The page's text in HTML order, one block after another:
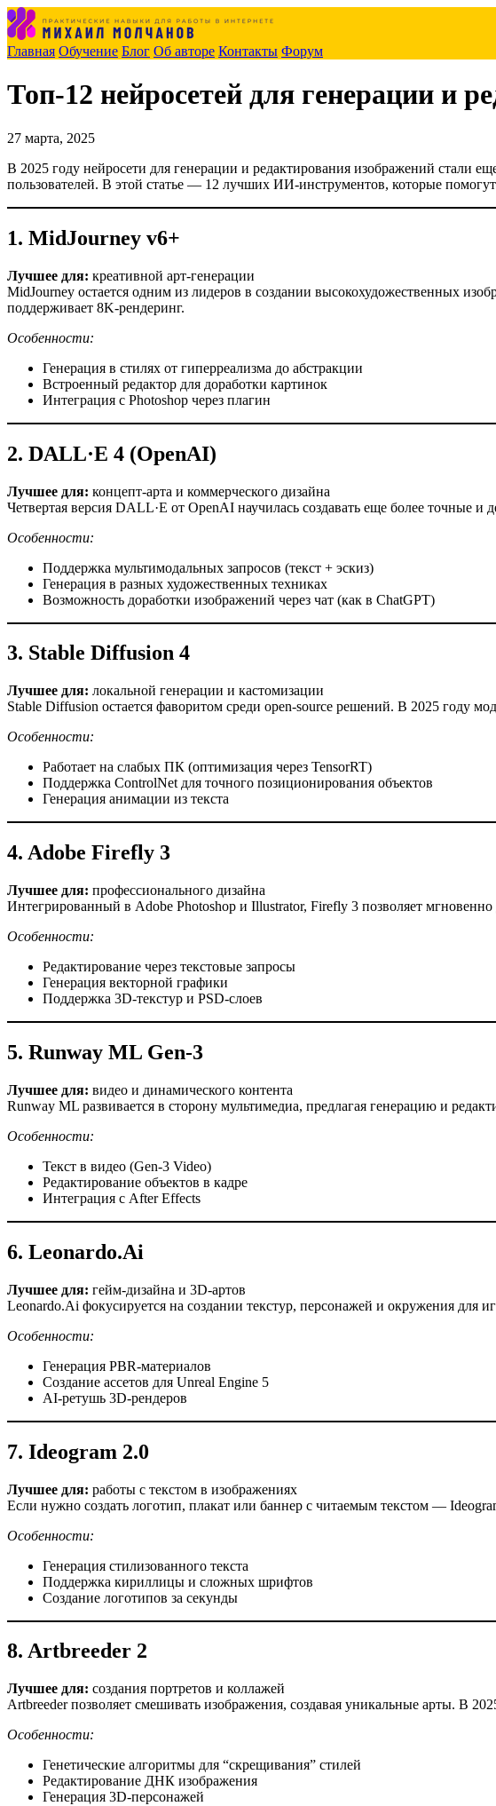
Главная Обучение Блог Об авторе Контакты Форум
Топ-12 нейросетей для генерации и
27 марта, 2025
В 2025 году нейросети для генерации и редактирования изображений стали
пользователей. В этой статье — 12 лучших ИИ-инструментов, которые
1. MidJourney v6+
Лучшее для: креативной арт-генерации
MidJourney остается одним из лидеров в создании высокохудожественных
поддерживает 8K-рендеринг.
Особенности:
Генерация в стилях от гиперреализма до абстракции
Встроенный редактор для доработки картинок
Интеграция с Photoshop через плагин
2. DALL·E 4 (OpenAI)
Лучшее для: концепт-арта и коммерческого дизайна
Четвертая версия DALL·E от OpenAI научилась создавать еще более точные
Особенности:
Поддержка мультимодальных запросов (текст + эскиз)
Генерация в разных художественных техниках
Возможность доработки изображений через чат (как в ChatGPT)
3. Stable Diffusion 4
Лучшее для: локальной генерации и кастомизации
Stable Diffusion остается фаворитом среди open-source решений. В 2025 году
Особенности:
Работает на слабых ПК (оптимизация через TensorRT)
Поддержка ControlNet для точного позиционирования объектов
Генерация анимации из текста
4. Adobe Firefly 3
Лучшее для: профессионального дизайна
Интегрированный в Adobe Photoshop и Illustrator, Firefly 3 позволяет
Особенности:
Редактирование через текстовые запросы
Генерация векторной графики
Поддержка 3D-текстур и PSD-слоев
5. Runway ML Gen-3
Лучшее для: видео и динамического контента
Runway ML развивается в сторону мультимедиа, предлагая генерацию и
Особенности:
Текст в видео (Gen-3 Video)
Редактирование объектов в кадре
Интеграция с After Effects
6. Leonardo.Ai
Лучшее для: гейм-дизайна и 3D-артов
Leonardo.Ai фокусируется на создании текстур, персонажей и окружения для
Особенности:
Генерация PBR-материалов
Создание ассетов для Unreal Engine 5
AI-ретушь 3D-рендеров
7. Ideogram 2.0
Лучшее для: работы с текстом в изображениях
Если нужно создать логотип, плакат или баннер с читаемым текстом —
Особенности:
Генерация стилизованного текста
Поддержка кириллицы и сложных шрифтов
Создание логотипов за секунды
8. Artbreeder 2
Лучшее для: создания портретов и коллажей
Artbreeder позволяет смешивать изображения, создавая уникальные арты. В
Особенности:
Генетические алгоритмы для “скрещивания” стилей
Редактирование ДНК изображения
Генерация 3D-персонажей